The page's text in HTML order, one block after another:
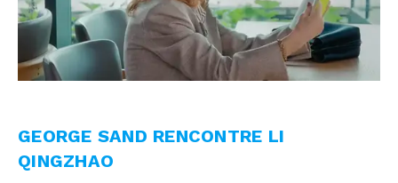
GEORGE SAND RENCONTRE LI
QINGZHAO